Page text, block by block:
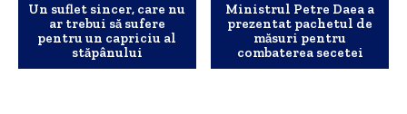
Un suflet sincer, care nu
ar trebui să sufere
pentru un capriciu al
stăpânului
Ministrul Petre Daea a
prezentat pachetul de
măsuri pentru
combaterea secetei